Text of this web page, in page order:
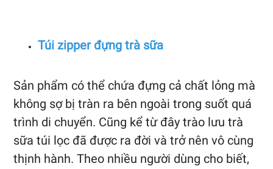
Túi zipper đựng trà sữa
Sản phẩm có thể chứa đựng cả chất lỏng mà
không sợ bị tràn ra bên ngoài trong suốt quá
trình di chuyển. Cũng kể từ đây trào lưu trà
sữa túi lọc đã được ra đời và trở nên vô cùng
thịnh hành. Theo nhiều người dùng cho biết,